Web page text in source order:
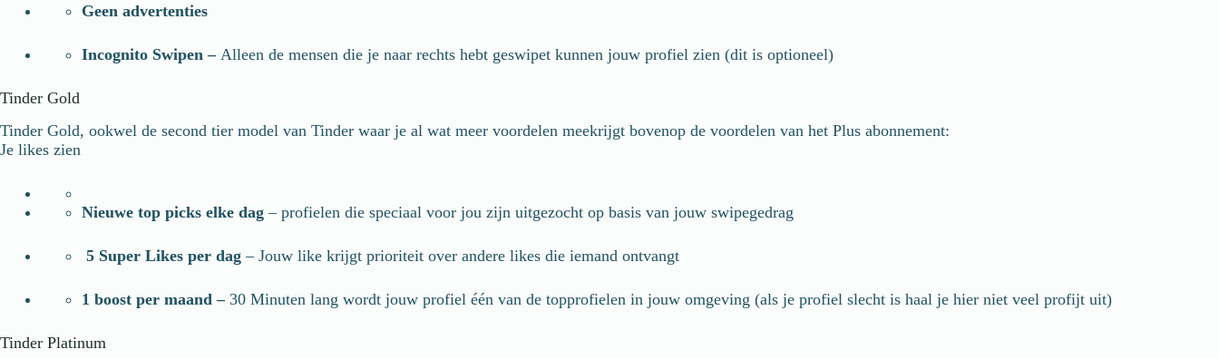
Geen advertenties
Incognito Swipen – Alleen de mensen die je naar rechts hebt geswipet kunnen jouw profiel zien (dit is optioneel)
Tinder Gold
Tinder Gold, ookwel de second tier model van Tinder waar je al wat meer voordelen meekrijgt bovenop de voordelen van het Plus abonnement:
Je likes zien
Nieuwe top picks elke dag – profielen die speciaal voor jou zijn uitgezocht op basis van jouw swipegedrag
5 Super Likes per dag – Jouw like krijgt prioriteit over andere likes die iemand ontvangt
1 boost per maand – 30 Minuten lang wordt jouw profiel één van de topprofielen in jouw omgeving (als je profiel slecht is haal je hier niet veel profijt uit)
Tinder Platinum